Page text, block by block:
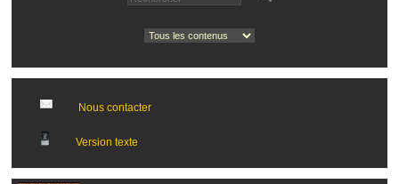
Nous contacter
Version texte